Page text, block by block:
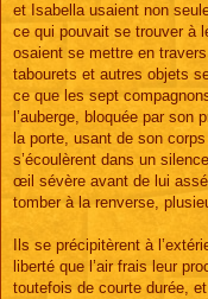
et Isabella usaient non
ce qui pouvait se trouver à
osaient se mettre en
tabourets et autres objets
ce que les sept
l’auberge, bloquée par son
la porte, usant de son
s’écoulèrent dans un
œil sévère avant de lui
tomber à la renverse,
Ils se précipitèrent à
liberté que l’air frais leur
toutefois de courte durée,